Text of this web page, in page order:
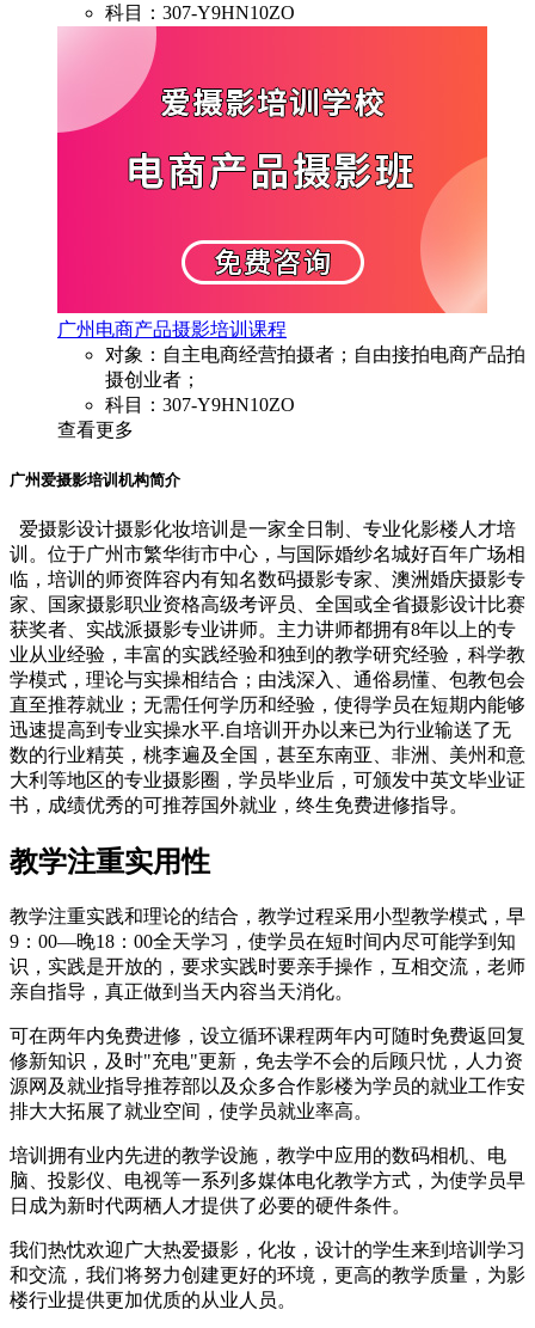
科目：307-Y9HN10ZO
广州电商产品摄影培训课程
对象：自主电商经营拍摄者；自由接拍电商产品拍
摄创业者；
科目：307-Y9HN10ZO
查看更多
广州爱摄影培训机构简介
爱摄影设计摄影化妆培训是一家全日制、专业化影楼人才培
训。位于广州市繁华街市中心，与国际婚纱名城好百年广场相
临，培训的师资阵容内有知名数码摄影专家、澳洲婚庆摄影专
家、国家摄影职业资格高级考评员、全国或全省摄影设计比赛
获奖者、实战派摄影专业讲师。主力讲师都拥有8年以上的专
业从业经验，丰富的实践经验和独到的教学研究经验，科学教
学模式，理论与实操相结合；由浅深入、通俗易懂、包教包会
直至推荐就业；无需任何学历和经验，使得学员在短期内能够
迅速提高到专业实操水平.自培训开办以来已为行业输送了无
数的行业精英，桃李遍及全国，甚至东南亚、非洲、美州和意
大利等地区的专业摄影圈，学员毕业后，可颁发中英文毕业证
书，成绩优秀的可推荐国外就业，终生免费进修指导。
教学注重实用性
教学注重实践和理论的结合，教学过程采用小型教学模式，早
9：00—晚18：00全天学习，使学员在短时间内尽可能学到知
识，实践是开放的，要求实践时要亲手操作，互相交流，老师
亲自指导，真正做到当天内容当天消化。
可在两年内免费进修，设立循环课程两年内可随时免费返回复
修新知识，及时"充电"更新，免去学不会的后顾只忧，人力资
源网及就业指导推荐部以及众多合作影楼为学员的就业工作安
排大大拓展了就业空间，使学员就业率高。
培训拥有业内先进的教学设施，教学中应用的数码相机、电
脑、投影仪、电视等一系列多媒体电化教学方式，为使学员早
日成为新时代两栖人才提供了必要的硬件条件。
我们热忱欢迎广大热爱摄影，化妆，设计的学生来到培训学习
和交流，我们将努力创建更好的环境，更高的教学质量，为影
楼行业提供更加优质的从业人员。